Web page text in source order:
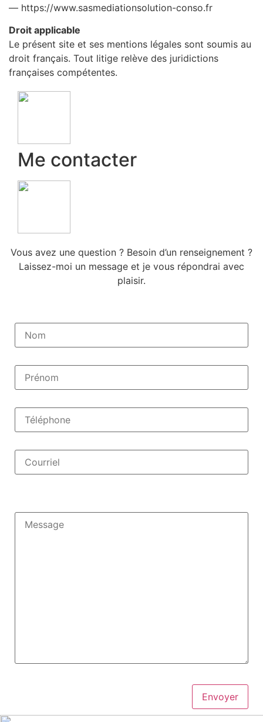
— https://www.sasmediationsolution-conso.fr
Droit applicable
Le présent site et ses mentions légales sont soumis au
droit français. Tout litige relève des juridictions
françaises compétentes.
Me contacter
Vous avez une question ? Besoin d’un renseignement ?
Laissez-moi un message et je vous répondrai avec
plaisir.